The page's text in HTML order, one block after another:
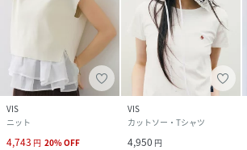
VIS
ニット
4,743 円 20%OFF
VIS
カットソー・Tシャツ
4,950 円